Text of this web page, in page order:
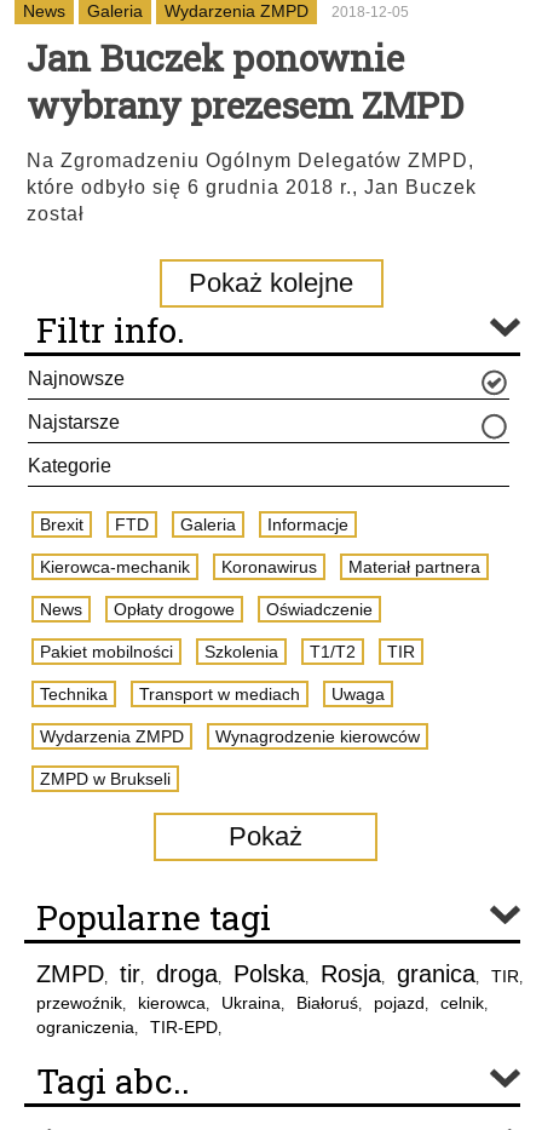
News Galeria Wydarzenia ZMPD 2018-12-05
Jan Buczek ponownie
wybrany prezesem ZMPD
Na Zgromadzeniu Ogólnym Delegatów ZMPD,
które odbyło się 6 grudnia 2018 r., Jan Buczek
został
Pokaż kolejne
Filtr info.
Najnowsze
Najstarsze
Kategorie
Brexit FTD Galeria Informacje
Kierowca-mechanik Koronawirus Materiał partnera
News Opłaty drogowe Oświadczenie
Pakiet mobilności Szkolenia T1/T2 TIR
Technika Transport w mediach Uwaga
Wydarzenia ZMPD Wynagrodzenie kierowców
ZMPD w Brukseli
Pokaż
Popularne tagi
ZMPD, tir, droga, Polska, Rosja, granica, TIR,
przewoźnik, kierowca, Ukraina, Białoruś, pojazd, celnik,
ograniczenia, TIR-EPD,
Tagi abc..